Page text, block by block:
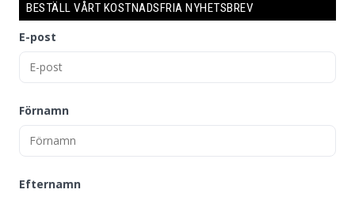
BESTÄLL VÅRT KOSTNADSFRIA NYHETSBREV
E-post
Förnamn
Efternamn